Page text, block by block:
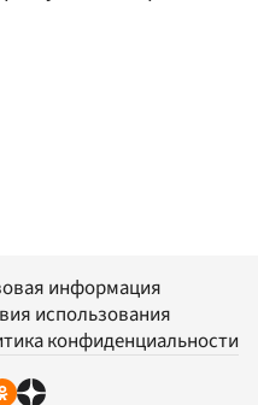
информация
использования
конфиденциальности